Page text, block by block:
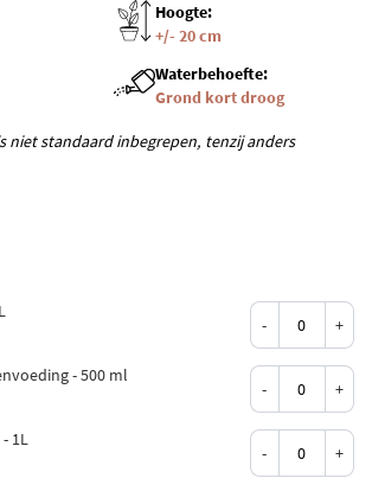
Hoogte:
+/- 20 cm
Waterbehoefte:
Grond kort droog
niet standaard inbegrepen, tenzij anders
- +
- 500 ml
- +
1L
- +